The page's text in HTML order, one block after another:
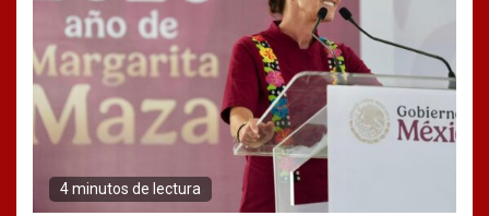
4 minutos de lectura